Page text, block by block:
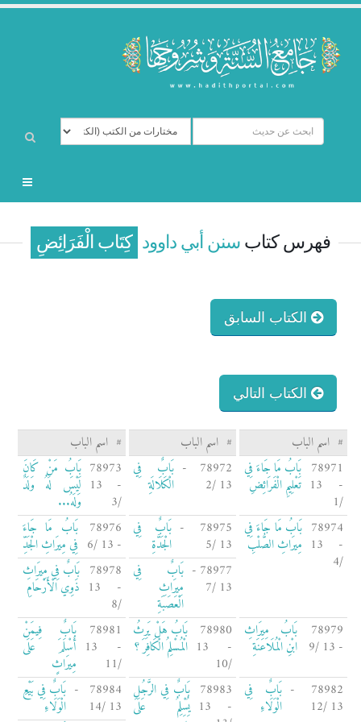
فهرس كتاب سنن أبي داوود كِتَاب الْفَرَائِضِ
الكتاب السابق
الكتاب التالي
# اسم الباب # اسم الباب # اسم الباب
78971
- 13
/1
بَابُ مَا جَاءَ فِي
تَعْلِيمِ الْفَرَائِضِ
78972 -
13 /2
بَابٌ فِي
الْكَلَالَةِ
78973
- 13
/3
بَابُ مَنْ كَانَ
لَيْسَ لَهُ وَلَدٌ
وَلَهُ...
78974
- 13
/4
بَابُ مَا جَاءَ فِي
مِيرَاثِ الصُّلْبِ
78975 -
13 /5
بَابٌ فِي
الْجَدَّةِ
78976
- 13 /6
بَابُ مَا جَاءَ
فِي مِيرَاثِ الْجَدِّ
78977 -
13 /7
بَابٌ فِي
مِيرَاثِ
الْعَصَبَةِ
78978
- 13
/8
بَابٌ فِي مِيرَاثِ
ذَوِي الْأَرْحَامِ
78979
- 13 /9
بَابُ مِيرَاثِ
ابْنِ الْمُلَاعَنَةِ
78980
- 13
/10
بَابُ هَلْ يَرِثُ
الْمُسْلِمُ الْكَافِرَ ؟
78981
- 13
/11
بَابٌ فِيمَنْ
أَسْلَمَ عَلَى
مِيرَاثٍ
78982 -
13 /12
بَابٌ فِي
الْوَلَاءِ
78983
- 13
بَابٌ فِي الرَّجُلِ
يُسْلِمُ عَلَى
78984 -
13 /14
بَابٌ فِي بَيْعِ
الْوَلَاءِ